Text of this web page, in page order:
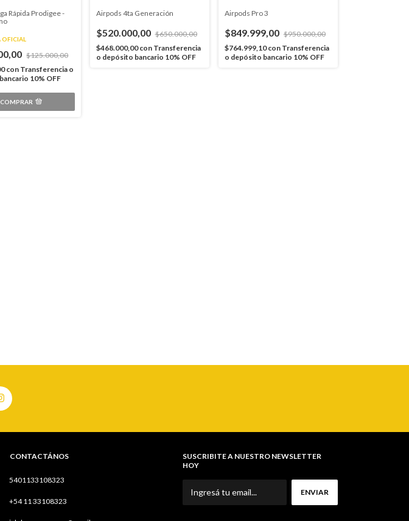
Rápida Prodigee -
$125.000,00
con Transferencia o
10% OFF
COMPRAR
Airpods 4ta Generación
$520.000,00 $650.000,00
$468.000,00con Transferencia
o depósito bancario 10% OFF
Airpods Pro 3
$849.999,00 $950.000,00
$764.999,10con Transferencia
o depósito bancario 10% OFF
CONTACTÁNOS
5401133108323
+54 11 33108323
SUSCRIBITE A NUESTRO NEWSLETTER
HOY